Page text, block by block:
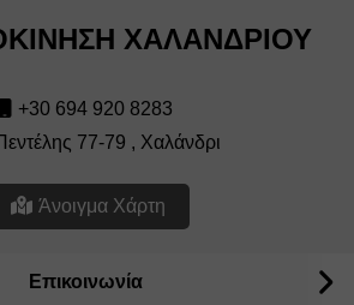
ΧΑΛΑΝΔΡΙΟΥ
+30 694 920 8283
77-79 , Χαλάνδρι
Άνοιγμα Χάρτη
Επικοινωνία